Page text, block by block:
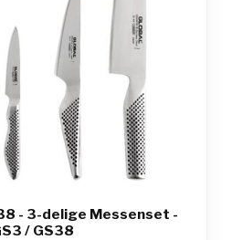
- 3-delige Messenset -
/ GS38